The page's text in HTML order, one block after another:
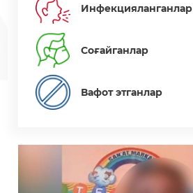
Инфекцияланганлар
Соғайганлар
Вафот этганлар